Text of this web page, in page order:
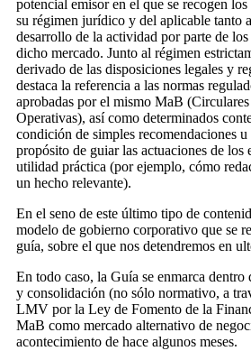
potencial emisor en el que se recogen los
su régimen jurídico y del aplicable tanto
desarrollo de la actividad por parte de los
dicho mercado. Junto al régimen
derivado de las disposiciones legales y
destaca la referencia a las normas
aprobadas por el mismo MaB
Operativas), así como determinados
condición de simples recomendaciones
propósito de guiar las actuaciones de los
utilidad práctica (por ejemplo, cómo
un hecho relevante).
En el seno de este último tipo de
modelo de gobierno corporativo que se
guía, sobre el que nos detendremos en
En todo caso, la Guía se enmarca dentro
y consolidación (no sólo normativo, a
LMV por la Ley de Fomento de la
MaB como mercado alternativo de
acontecimiento de hace algunos meses.